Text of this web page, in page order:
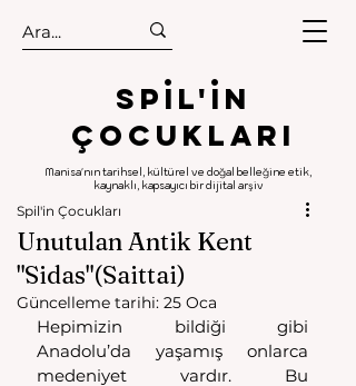
.
.
Spıl'in
Çocukları
Manisa'nın tarihsel, kültürel ve doğal belleğine etik,
kaynaklı, kapsayıcı bir dijital arşiv
Unutulan Antik Kent
"Sidas"(Saittai)
Spil'in Çocukları
Güncelleme tarihi: 25 Oca
Hepimizin bildiği gibi
Anadolu’da yaşamış onlarca
medeniyet vardır. Bu